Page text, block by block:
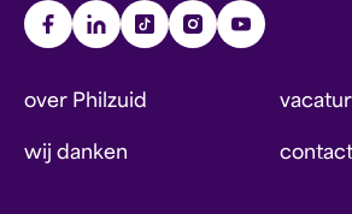
over Philzuid
wij danken contact